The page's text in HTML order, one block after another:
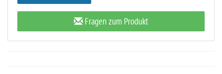
Fragen zum Produkt